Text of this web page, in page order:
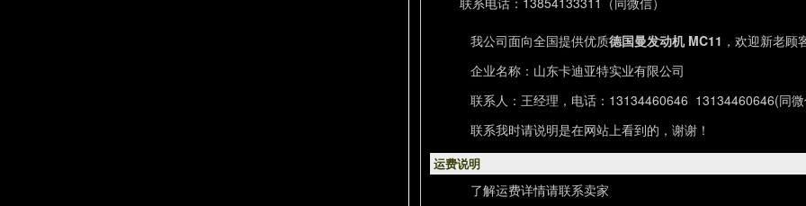
我公司面向全国提供优质德国曼发动机 MC11 ，欢迎新老顾
企业名称：山东卡迪亚特实业有限公司
联系人：王经理，电话：13134460646 13134460646(同
联系我时请说明是在网站上看到的，谢谢！
运费说明
了解运费详情请联系卖家